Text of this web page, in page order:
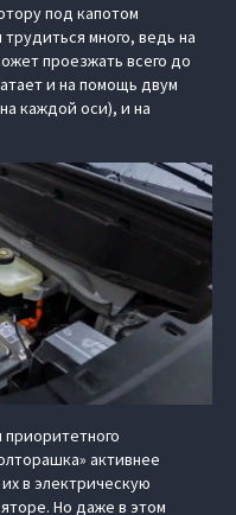
под капотом
трудиться много, ведь на
проезжать всего до
и на помощь двум
каждой оси), и на
активнее
в электрическую
Но даже в этом